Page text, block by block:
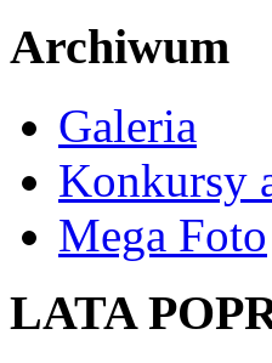
Archiwum
Galeria
Konkursy
Mega Foto
LATA